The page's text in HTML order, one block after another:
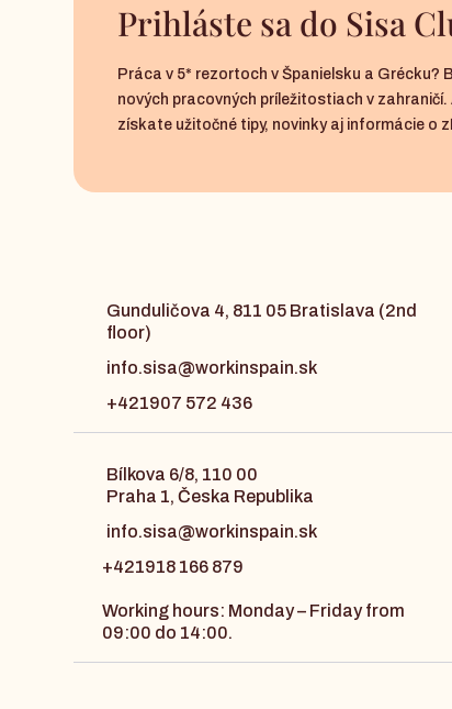
Prihláste sa do Sisa
Práca v 5* rezortoch v Španielsku a Grécku?
nových pracovných príležitostiach v
získate užitočné tipy, novinky aj informácie o
Gunduličova 4, 811 05 Bratislava (2nd
floor)
info.sisa@workinspain.sk
+421907 572 436
Bílkova 6/8, 110 00
Praha 1, Česka Republika
info.sisa@workinspain.sk
+421918 166 879
Working hours: Monday – Friday from
09:00 do 14:00.